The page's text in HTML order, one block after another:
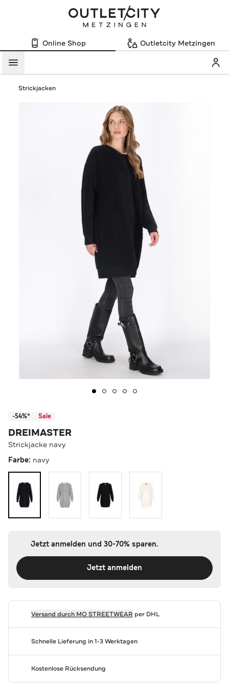
Online Shop Outletcity Metzingen
Menü
Strickjacken
-54%* Sale
DREIMASTER
Strickjacke navy
Farbe: navy
Jetzt anmelden und 30-70% sparen.
Jetzt anmelden
Versand durch MO STREETWEAR per DHL
Schnelle Lieferung in 1-3 Werktagen
Kostenlose Rücksendung